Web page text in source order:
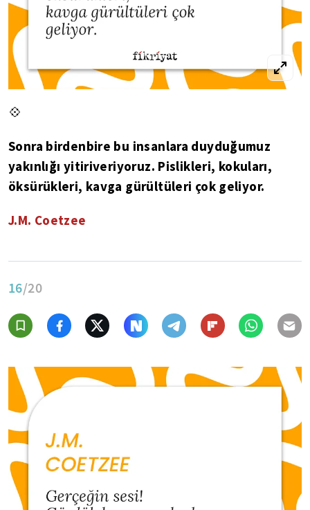
💠
Sonra birdenbire bu insanlara duyduğumuz
yakınlığı yitiriveriyoruz. Pislikleri, kokuları,
öksürükleri, kavga gürültüleri çok geliyor.
J.M. Coetzee
16/20